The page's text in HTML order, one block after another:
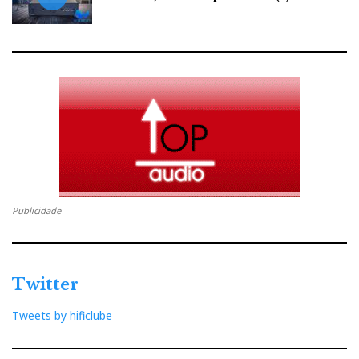
We have watched the High-End Show grow to such
proportions it is no longer ‘coverable’. One has to
make choices, and inevitably, some of the hundreds of
companies, thousands of different brands and many
other products will never be caught by our camera,
nor the sound they make be digitally recorded live for
you to enjoy. Sometimes, it’s not really music, just
noise, depending a lot on the mood of whoever is
flipping discs. And, boy! Do they talk a lot before they
play some music…
Publicidade
Twitter
Tweets by hificlube